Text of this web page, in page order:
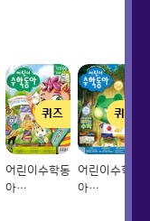
퀴즈
어린이수학동
아
퀴즈
어린이수학동
아